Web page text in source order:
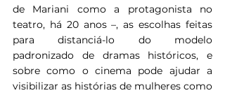
de Mariani como a protagonista no
teatro, há 20 anos –, as escolhas feitas
para distanciá-lo do modelo
padronizado de dramas históricos, e
sobre como o cinema pode ajudar a
visibilizar as histórias de mulheres como